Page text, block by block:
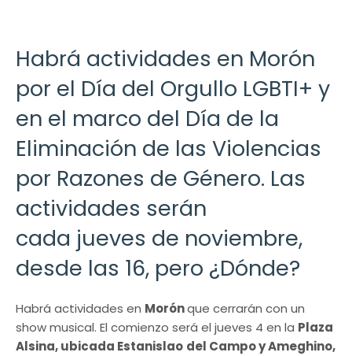
Habrá actividades en Morón
por el Día del Orgullo LGBTI+ y
en el marco del Día de la
Eliminación de las Violencias
por Razones de Género. Las
actividades serán
cada jueves de noviembre,
desde las 16, pero ¿Dónde?
Habrá actividades en Morónque cerrarán con un
show musical. El comienzo será el jueves 4 en la Plaza
Alsina, ubicada Estanislao del Campo y Ameghino,